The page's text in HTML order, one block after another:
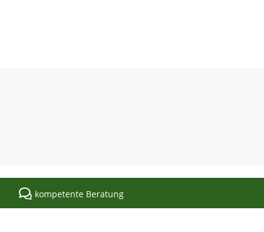
kompetente Beratung